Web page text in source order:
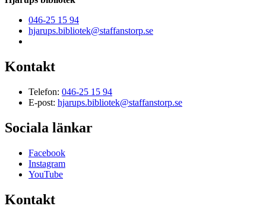
046-25 15 94
hjarups.bibliotek@staffanstorp.se
Kontakt
Telefon: 046-25 15 94
E-post: hjarups.bibliotek@staffanstorp.se
Sociala länkar
Facebook
Instagram
YouTube
Kontakt